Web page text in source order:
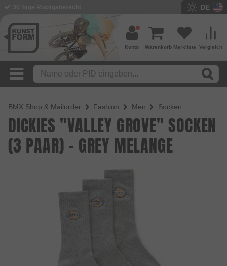
DE
Vergleich
Merkliste
Warenkorb
Konto
BMX Shop & Mailorder Fashion Men Socken
DICKIES "VALLEY GROVE" SOCKEN
(3 PAAR) - GREY MELANGE